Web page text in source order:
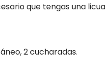
que tengas una
2 cucharadas.